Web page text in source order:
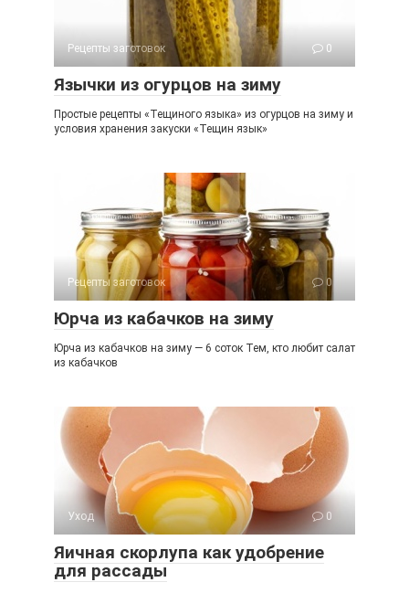
Рецепты заготовок 0
Язычки из огурцов на зиму
Простые рецепты «Тещиного языка» из огурцов на зиму и
условия хранения закуски «Тещин язык»
Рецепты заготовок 0
Юрча из кабачков на зиму
Юрча из кабачков на зиму — 6 соток Тем, кто любит салат
из кабачков
Уход 0
Яичная скорлупа как удобрение
для рассады